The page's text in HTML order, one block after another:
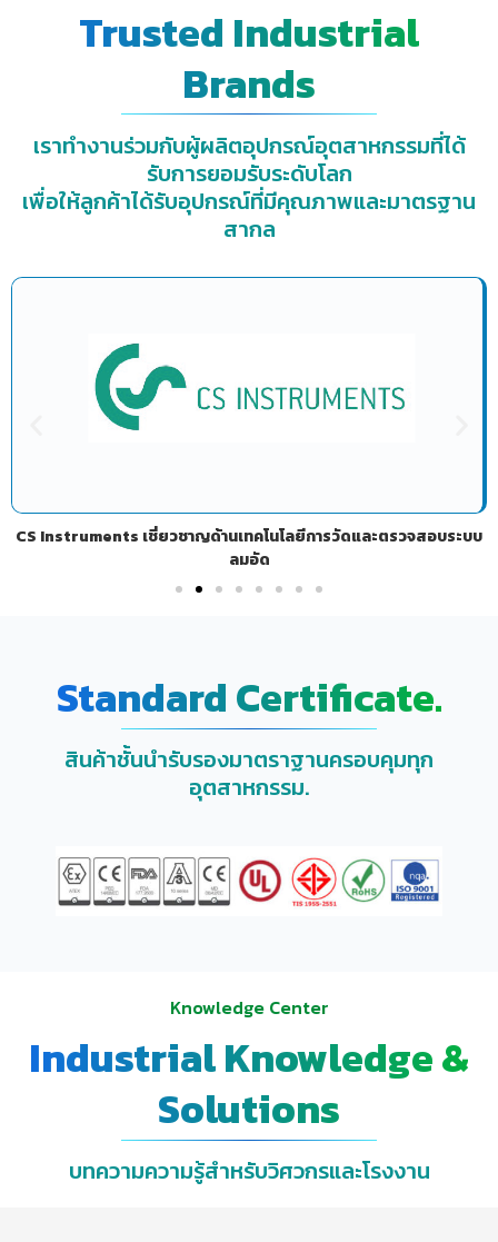
Trusted Industrial
Brands
เราทำงานร่วมกับผู้ผลิตอุปกรณ์อุตสาหกรรมที่ได้
รับการยอมรับระดับโลก
เพื่อให้ลูกค้าได้รับอุปกรณ์ที่มีคุณภาพและมาตรฐาน
สากล
CS Instruments เชี่ยวชาญด้านเทคโนโลยีการวัดและตรวจสอบระบบ
ลมอัด
Standard Certificate.
สินค้าชั้นนำรับรองมาตราฐานครอบคุมทุก
อุตสาหกรรม.
Knowledge Center
Industrial Knowledge &
Solutions
บทความความรู้สำหรับวิศวกรและโรงงาน